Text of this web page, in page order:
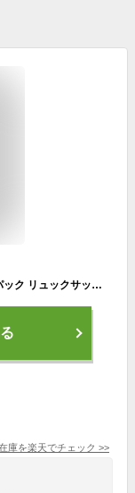
リュック キッズ 小学生 定番 バックパック デイパック リュックサック キッズリュック 男の子 女の子 小学校 高学年 遠足 教科書 A4 大容量 通気性 撥水 はっ水 ナイロン 軽量 かっこいい サイドポケット アウトドア キャンプ 通学 おしゃれ
庫を楽天でチェック >>